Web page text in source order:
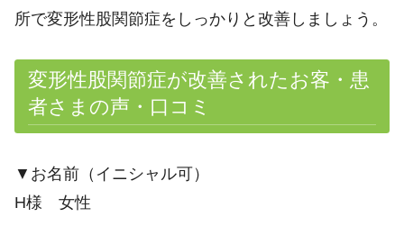
所で変形性股関節症をしっかりと改善しましょう。
変形性股関節症が改善されたお客・患
者さまの声・口コミ
▼お名前（イニシャル可）
H様 女性